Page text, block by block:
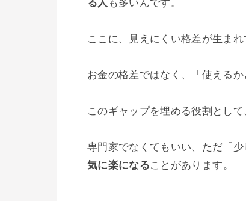
る人 も多いんです。
ここに、見えにくい格差が生まれ
お金の格差ではなく、「使えるか
このギャップを埋める役割とし
専門家でなくてもいい、ただ「
気に楽になることがあります。